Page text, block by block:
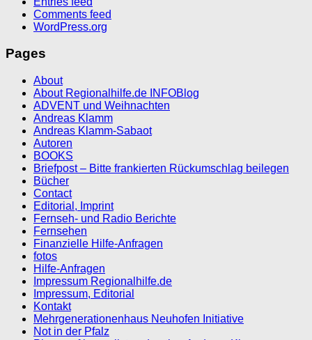
Comments feed
WordPress.org
Pages
About
About Regionalhilfe.de INFOBlog
ADVENT und Weihnachten
Andreas Klamm
Andreas Klamm-Sabaot
Autoren
BOOKS
Briefpost – Bitte frankierten Rückumschlag beilegen
Bücher
Contact
Editorial, Imprint
Fernseh- und Radio Berichte
Fernsehen
Finanzielle Hilfe-Anfragen
fotos
Hilfe-Anfragen
Impressum Regionalhilfe.de
Impressum, Editorial
Kontakt
Mehrgenerationenhaus Neuhofen Initiative
Not in der Pfalz